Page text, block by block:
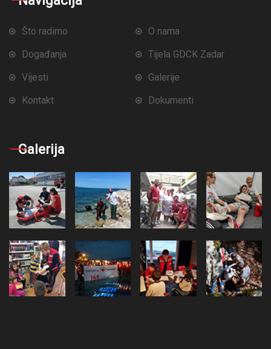
Što radimo
O nama
Događanja
Tijela GDCK Zadar
Vijesti
Galerije
Kontakt
Dokumenti
Galerija